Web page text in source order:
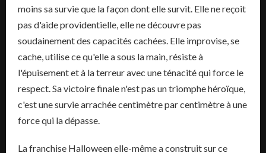
moins sa survie que la façon dont elle survit. Elle ne reçoit
pas d'aide providentielle, elle ne découvre pas
soudainement des capacités cachées. Elle improvise, se
cache, utilise ce qu'elle a sous la main, résiste à
l'épuisement et à la terreur avec une ténacité qui force le
respect. Sa victoire finale n'est pas un triomphe héroïque,
c'est une survie arrachée centimètre par centimètre à une
force qui la dépasse.
La franchise Halloween elle-même a construit sur ce